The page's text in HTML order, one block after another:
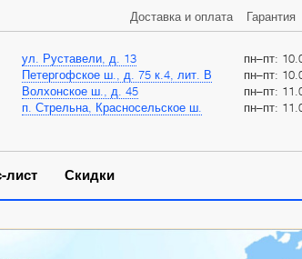
ул. Руставели, д. 13
пн–пт:
Петергофское ш., д. 75 к.4, лит. В
пн–пт:
Волхонское ш., д. 45
пн–пт:
п. Стрельна, Красносельское ш.
пн–пт:
лист Скидки
Доставка и оплата Гарантия